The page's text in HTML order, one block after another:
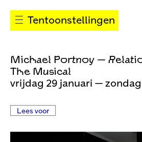
Tentoonstellingen
Michael Portnoy —
The Musical
vrijdag 29 januari — zondag
Lees voor